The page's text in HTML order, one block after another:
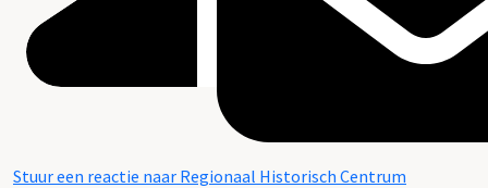
Stuur een reactie naar Regionaal Historisch Centrum